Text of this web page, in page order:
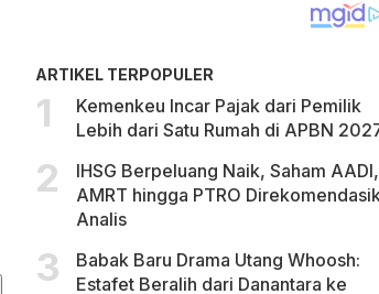
ARTIKEL TERPOPULER
Kemenkeu Incar Pajak dari Pemilik
Lebih dari Satu Rumah di APBN
IHSG Berpeluang Naik, Saham AADI,
AMRT hingga PTRO
Analis
Babak Baru Drama Utang Whoosh:
Estafet Beralih dari Danantara ke